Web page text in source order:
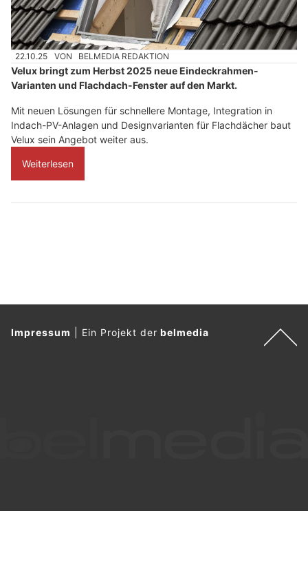
22.10.25 VON BELMEDIA REDAKTION
Velux bringt zum Herbst 2025 neue Eindeckrahmen-
Varianten und Flachdach-Fenster auf den Markt.
Mit neuen Lösungen für schnellere Montage, Integration in
Indach-PV-Anlagen und Designvarianten für Flachdächer baut
Velux sein Angebot weiter aus.
Weiterlesen
Impressum Ein Projekt derbelmedia